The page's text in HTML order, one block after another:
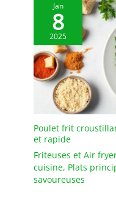
Jan
8
2025
Poulet frit
et rapide
Friteuses et Air
cuisine, Plats
savoureuses